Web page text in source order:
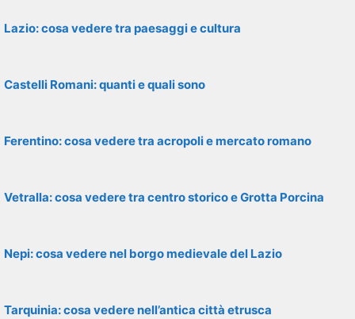
Lazio: cosa vedere tra paesaggi e cultura
Castelli Romani: quanti e quali sono
Ferentino: cosa vedere tra acropoli e mercato romano
Vetralla: cosa vedere tra centro storico e Grotta Porcina
Nepi: cosa vedere nel borgo medievale del Lazio
Tarquinia: cosa vedere nell’antica città etrusca